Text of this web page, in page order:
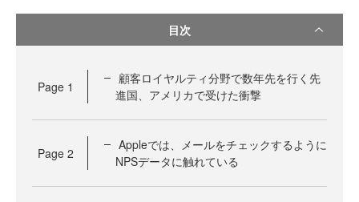
目次
Page 1
顧客ロイヤルティ分野で数年先を行く先
進国、アメリカで受けた衝撃
Page 2
Appleでは、メールをチェックするように
NPSデータに触れている